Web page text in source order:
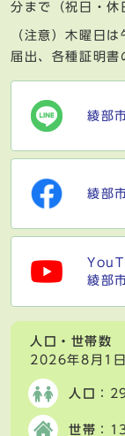
分まで（祝日・
（注意）木曜日
届出、各種証明書
綾部
綾部
綾部
人口・世帯数
2026年8月1
人口 ：
世帯 ：